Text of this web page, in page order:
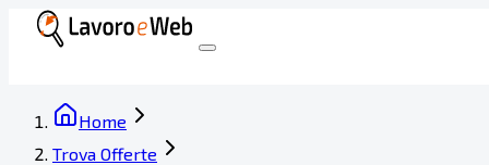
Home
Trova Offerte